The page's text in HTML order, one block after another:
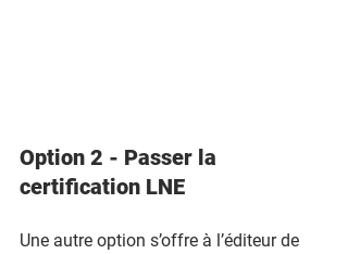
Option 2 - Passer la
certification LNE
Une autre option s’offre à l’éditeur de